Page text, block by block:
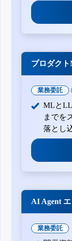
プロダク
業務委託
MLと
までを
落とし
AI Agent
業務委託